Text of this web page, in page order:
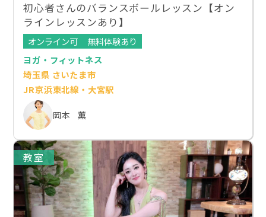
初心者さんのバランスボールレッスン【オン
ラインレッスンあり】
オンライン可
無料体験あり
ヨガ・フィットネス
埼玉県 さいたま市
JR京浜東北線・大宮駅
岡本 薫
教室